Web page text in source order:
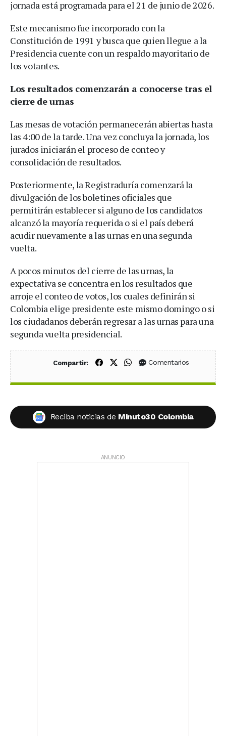
jornada está programada para el 21 de junio de 2026.
Este mecanismo fue incorporado con la
Constitución de 1991 y busca que quien llegue a la
Presidencia cuente con un respaldo mayoritario de
los votantes.
Los resultados comenzarán a conocerse tras el
cierre de urnas
Las mesas de votación permanecerán abiertas hasta
las 4:00 de la tarde. Una vez concluya la jornada, los
jurados iniciarán el proceso de conteo y
consolidación de resultados.
Posteriormente, la Registraduría comenzará la
divulgación de los boletines oficiales que
permitirán establecer si alguno de los candidatos
alcanzó la mayoría requerida o si el país deberá
acudir nuevamente a las urnas en una segunda
vuelta.
A pocos minutos del cierre de las urnas, la
expectativa se concentra en los resultados que
arroje el conteo de votos, los cuales definirán si
Colombia elige presidente este mismo domingo o si
los ciudadanos deberán regresar a las urnas para una
segunda vuelta presidencial.
Compartir: Compartir en Facebook
Compartir en X (Twitter)
Compartir en WhatsApp
Comentarios
Reciba noticias de Minuto30 Colombia
ANUNCIO